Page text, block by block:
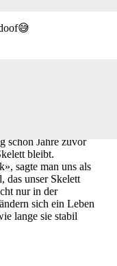
schon Jahre zuvor
bleibt.
sagte man uns als
das unser Skelett
nur in der
sich ein Leben
lange sie stabil